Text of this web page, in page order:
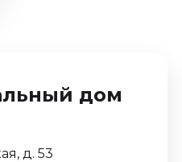
дом
д. 53